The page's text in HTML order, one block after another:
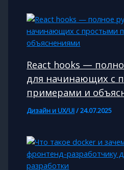
React hooks —
для начинающих с
примерами и
Дизайн и UX/UI/24.07.2025